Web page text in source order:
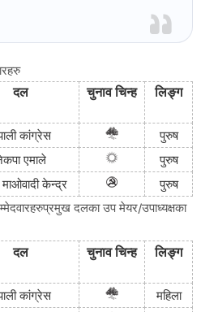
दल चुनाव चिन्ह लिङ्ग
कांग्रेस
पुरुष
एमाले
पुरुष
माओवादी केन्द्र पुरुष
दलका उप मेयर/उपाध्यक्षका
दल चुनाव चिन्ह लिङ्ग
कांग्रेस
महिला